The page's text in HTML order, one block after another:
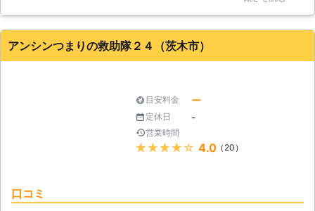
ていただくことができました。
大阪府 大阪市鶴見区 2016年12月31日
アンシンつまりの救助隊２４（茨木市）
目安料金 ー
定休日 -
営業時間
★★★★★ 4.0（20）
口コミ